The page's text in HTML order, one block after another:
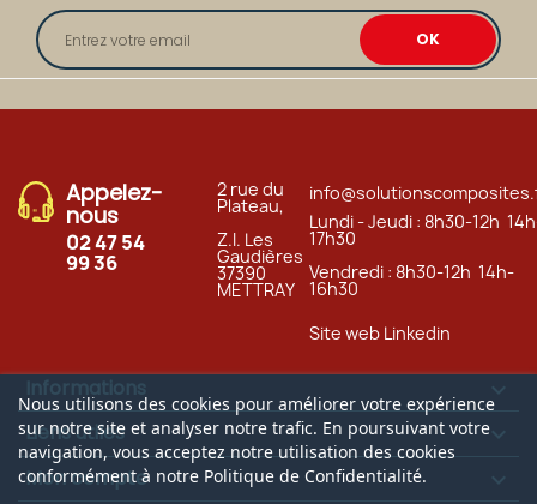
Appelez-
nous
02 47 54
99 36
2 rue du
Plateau,
Z.I. Les
Gaudières
37390
METTRAY
Lundi - Jeudi : 8h30-12h
17h30
Vendredi : 8h30-12h 14h-
16h30
Site web Linkedin
Liens utiles 
Mon compte
Nous utilisons des cookies pour améliorer votre expérience
sur notre site et analyser notre trafic. En poursuivant votre
navigation, vous acceptez notre utilisation des cookies
conformément à notre Politique de Confidentialité.